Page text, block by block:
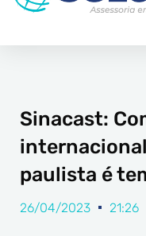
Sinacast:
paulista é
26/04/2023 21:26